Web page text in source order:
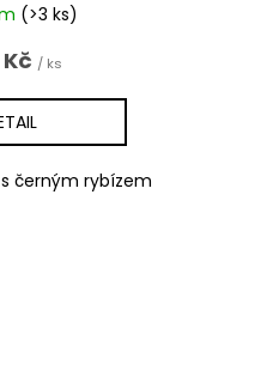
(>3 ks)
/ ks
černým rybízem